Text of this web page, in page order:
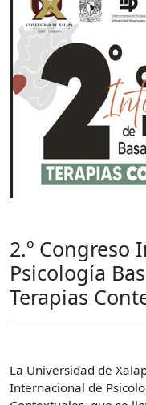
2.º Congreso
Psicología
Terapias
La Universidad de
Internacional de